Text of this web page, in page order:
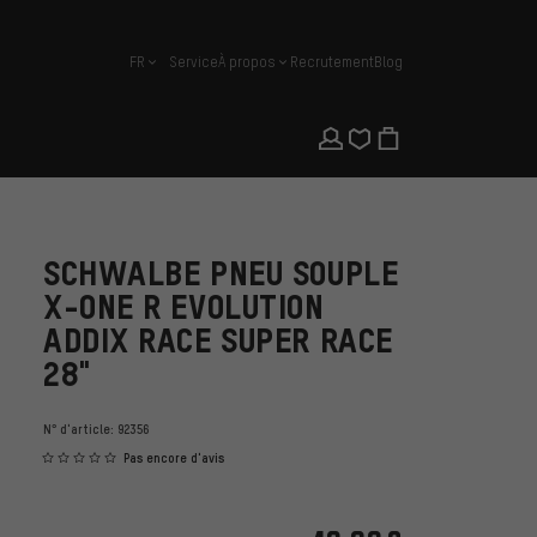
français
FR ServiceÀ propos RecrutementBlog
SCHWALBE PNEU SOUPLE
X-ONE R EVOLUTION
ADDIX RACE SUPER RACE
28"
N° d'article: 92356
Pas encore d'avis